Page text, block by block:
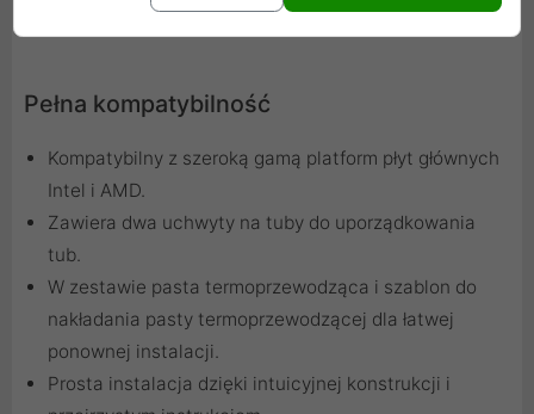
Pełna kompatybilność
Kompatybilny z szeroką gamą platform płyt głównych
Intel i AMD.
Zawiera dwa uchwyty na tuby do uporządkowania
tub.
W zestawie pasta termoprzewodząca i szablon do
nakładania pasty termoprzewodzącej dla łatwej
ponownej instalacji.
Prosta instalacja dzięki intuicyjnej konstrukcji i